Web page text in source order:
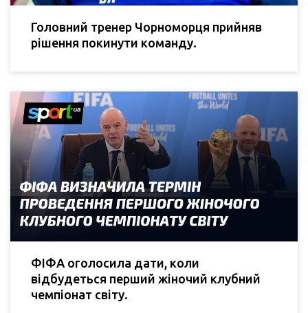
Головний тренер Чорноморця прийняв
рішення покинути команду.
ФІФА оголосила дати, коли
відбудеться перший жіночий клубний
чемпіонат світу.